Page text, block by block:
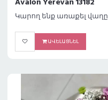
Կարող ենք առաքել վաղը
ԱՎԵԼԱՑՆԵԼ